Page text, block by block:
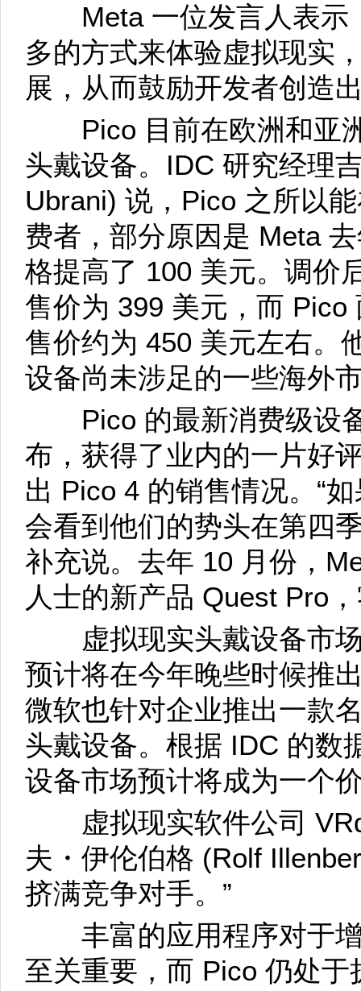
Meta 一位发言人表示
多的方式来体验虚拟现实
展，从而鼓励开发者创造
Pico 目前在欧洲和亚
头戴设备。IDC 研究经理
Ubrani) 说，Pico 之所以
费者，部分原因是 Meta
格提高了 100 美元。调价
售价为 399 美元，而
售价约为 450 美元左右。
设备尚未涉足的一些海外
Pico 的最新消费级设
布，获得了业内的一片好
出 Pico 4 的销售情况。“
会看到他们的势头在第四
补充说。去年 10 月份，
人士的新产品 Quest Pro
虚拟现实头戴设备市场
预计将在今年晚些时候推
微软也针对企业推出一款
头戴设备。根据 IDC 的数
设备市场预计将成为一个
虚拟现实软件公司
夫・伊伦伯格 (Rolf
挤满竞争对手。”
丰富的应用程序对于增
至关重要，而 Pico 仍处